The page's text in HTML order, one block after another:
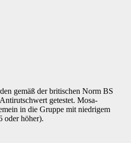
gemäß der britischen Norm BS
getestet. Mosa-
in die Gruppe mit niedrigem
oder höher).